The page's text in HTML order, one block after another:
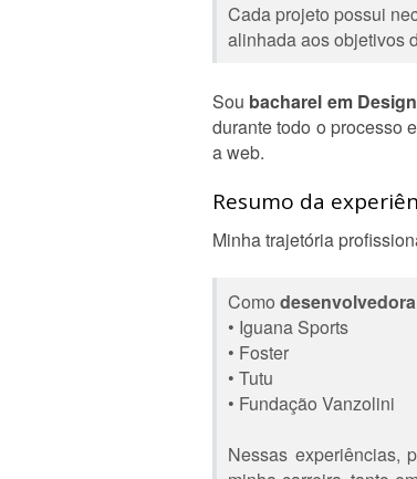
Cada projeto possui
alinhada aos objetivos
Sou bacharel em
durante todo o processo
a web.
Resumo da
Minha trajetória
Como
• Iguana Sports
• Foster
• Tutu
• Fundação Vanzolini
Nessas experiências,